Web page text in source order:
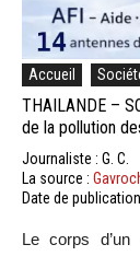
Accueil
THAILANDE –
de la pollution
Journaliste : G. C.
La source :
Date de
Le corps d’un